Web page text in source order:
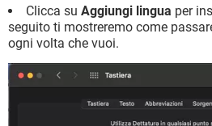
Clicca su Aggiungi lingua per
seguito ti mostreremo come
ogni volta che vuoi.